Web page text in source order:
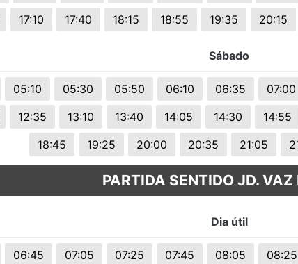
17:10 17:40 18:15 18:55 19:35 20:15
Sábado
05:10 05:30 05:50 06:10 06:35 07:00
12:35 13:10 13:40 14:05 14:30 14:55
18:45
19:25 20:00 20:35 21:05
PARTIDA SENTIDO JD. VAZ
Dia útil
06:45 07:05 07:25 07:45 08:05 08:25